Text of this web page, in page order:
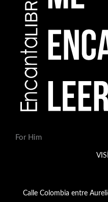
For Him
Calle Colombia entre